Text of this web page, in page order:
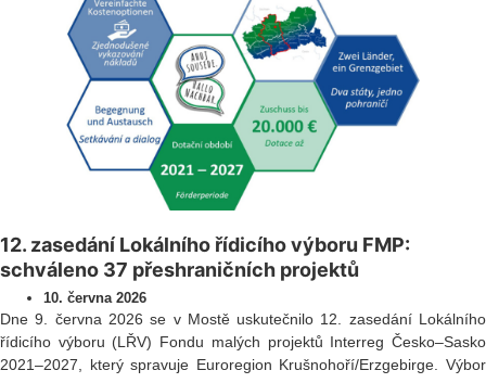
12. zasedání Lokálního řídicího výboru FMP:
schváleno 37 přeshraničních projektů
10. června 2026
Dne 9. června 2026 se v Mostě uskutečnilo 12. zasedání Lokálního
řídicího výboru (LŘV) Fondu malých projektů Interreg Česko–Sasko
2021–2027, který spravuje Euroregion Krušnohoří/Erzgebirge. Výbor